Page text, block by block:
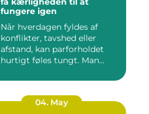
fungere igen
Når hverdagen fyldes af
konflikter, tavshed eller
afstand, kan parforholdet
hurtigt føles tungt. Man...
04. May